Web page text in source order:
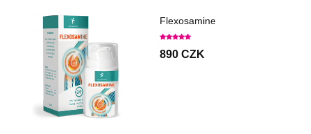
Flexosamine
890 CZK